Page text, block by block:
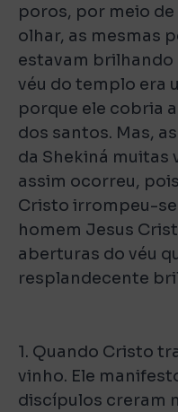
poros, por meio
olhar, as mesmas
estavam brilhando
véu do templo era
porque ele cobria
dos santos. Mas,
da Shekiná muitas
assim ocorreu,
Cristo irrompeu-
homem Jesus
aberturas do véu
resplandecente
1. Quando Cristo
vinho. Ele
discípulos creram